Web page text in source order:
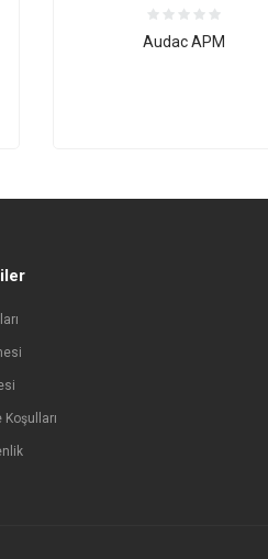
Audac APM